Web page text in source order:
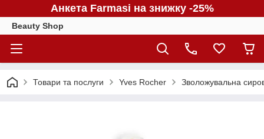
Анкета Farmasi на знижку -25%
Beauty Shop
Товари та послуги Yves Rocher Зволожувальна